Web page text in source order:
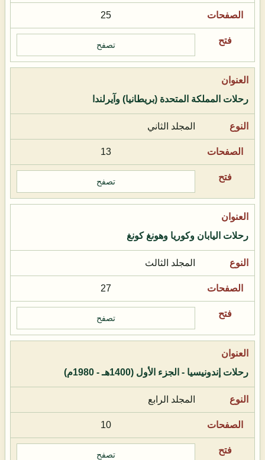
25
تصفح
رحلات المملكة المتحدة (بريطانيا) وآيرلندا
المجلد الثاني
13
تصفح
رحلات اليابان وكوريا وهونغ كونغ
المجلد الثالث
27
تصفح
رحلات إندونيسيا - الجزء الأول (1400هـ - 1980م)
المجلد الرابع
10
تصفح